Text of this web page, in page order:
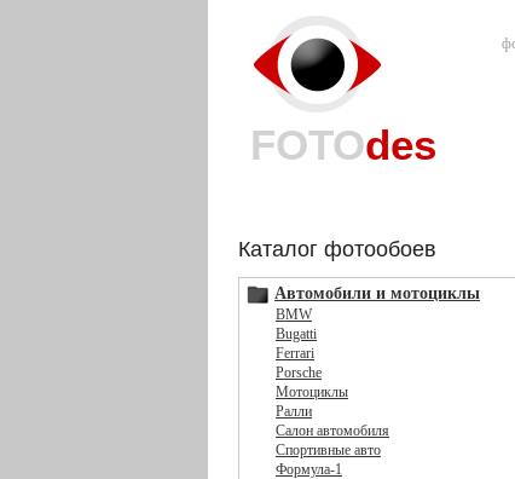
FOTOdes
Каталог фотообоев
Автомобили и мотоциклы
BMW
Bugatti
Ferrari
Porsche
Мотоциклы
Ралли
Салон автомобиля
Спортивные авто
Формула-1